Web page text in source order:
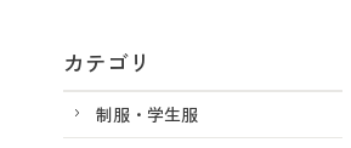
カテゴリ
制服・学生服